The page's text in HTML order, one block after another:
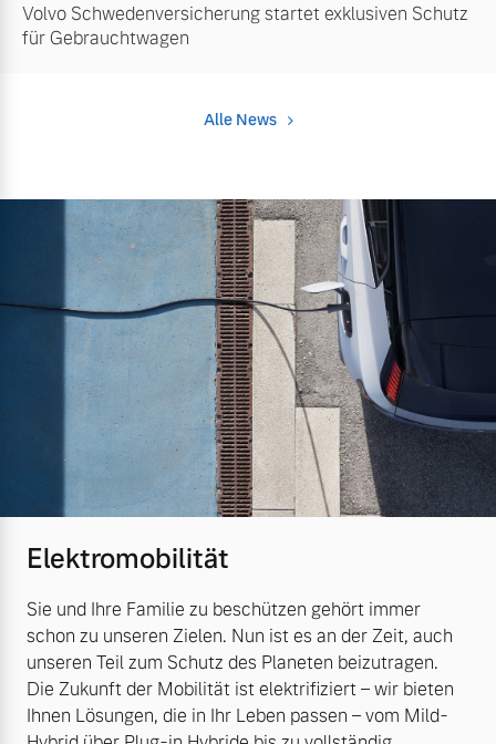
Volvo Schwedenversicherung startet exklusiven Schutz
für Gebrauchtwagen
Alle News
Elektromobilität
Sie und Ihre Familie zu beschützen gehört immer
schon zu unseren Zielen. Nun ist es an der Zeit, auch
unseren Teil zum Schutz des Planeten beizutragen.
Die Zukunft der Mobilität ist elektrifiziert – wir bieten
Ihnen Lösungen, die in Ihr Leben passen – vom Mild-